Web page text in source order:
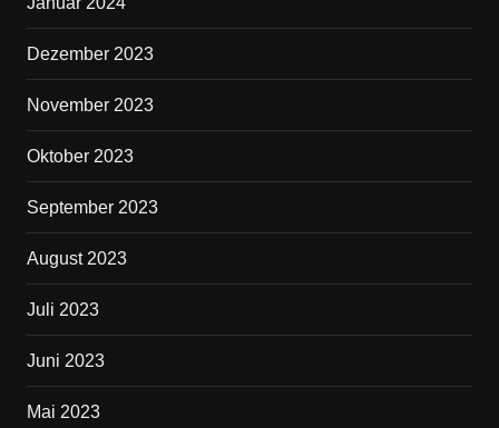
Dezember 2023
November 2023
Oktober 2023
September 2023
August 2023
Juli 2023
Juni 2023
Mai 2023